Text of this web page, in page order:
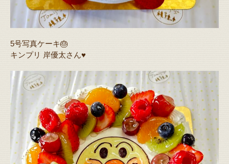
5号写真ケーキ🎂
キンプリ 岸優太さん♥️